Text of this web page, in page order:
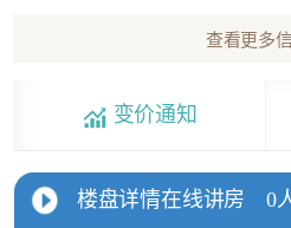
查看更多
变价通知
楼盘详情在线讲房 0